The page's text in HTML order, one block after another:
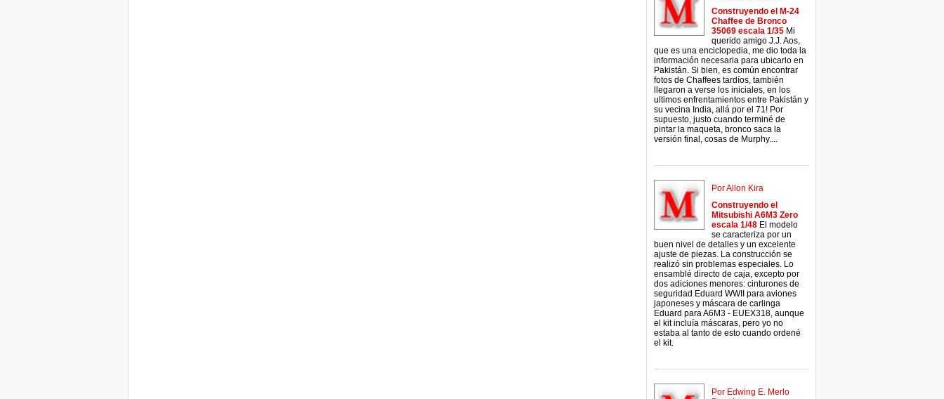
Construyendo el M-24
Chaffee de Bronco
35069 escala 1/35 Mi
querido amigo J.J. Aos,
que es una enciclopedia, me dio toda la
información necesaria para ubicarlo en
Pakistán. Si bien, es común encontrar
fotos de Chaffees tardíos, también
llegaron a verse los iniciales, en los
ultimos enfrentamientos entre Pakistán y
su vecina India, allá por el 71! Por
supuesto, justo cuando terminé de
pintar la maqueta, bronco saca la
versión final, cosas de Murphy....
Por Allon Kira
Construyendo el
Mitsubishi A6M3 Zero
escala 1/48 El modelo
se caracteriza por un
buen nivel de detalles y un excelente
ajuste de piezas. La construcción se
realizó sin problemas especiales. Lo
ensamblé directo de caja, excepto por
dos adiciones menores: cinturones de
seguridad Eduard WWII para aviones
japoneses y máscara de carlinga
Eduard para A6M3 - EUEX318, aunque
el kit incluía máscaras, pero yo no
estaba al tanto de esto cuando ordené
el kit.
Por Edwing E. Merlo